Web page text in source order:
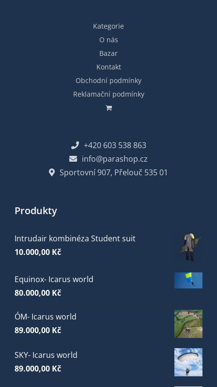
Kategorie
O nás
Bazar
Kontakt
Obchodní podmínky
Reklamační podmínky
+420 603 538 863
info@parashop.cz
Sportovní 907, Přelouč 535 01
Produkty
Intrudair kombinéza Student suit
10.000,00 Kč
Equinox- Icarus world
80.000,00 Kč
ÓM- Icarus world
89.000,00 Kč
SKY- Icarus world
89.000,00 Kč